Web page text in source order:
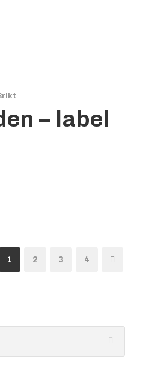
– label
1 2 3 4